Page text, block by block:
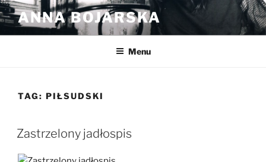
Przejdź
do
treści
ANNA BOJARSKA
Menu
TAG: PIŁSUDSKI
Zastrzelony jadłospis